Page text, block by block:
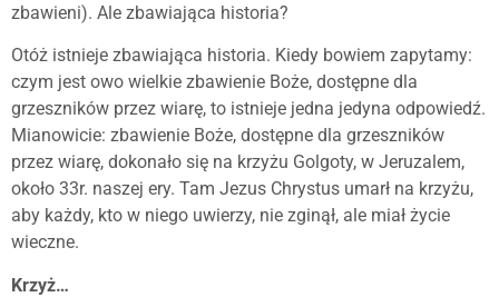
zbawieni). Ale zbawiająca historia?
Otóż istnieje zbawiająca historia. Kiedy bowiem zapytamy:
czym jest owo wielkie zbawienie Boże, dostępne dla
grzeszników przez wiarę, to istnieje jedna jedyna odpowiedź.
Mianowicie: zbawienie Boże, dostępne dla grzeszników
przez wiarę, dokonało się na krzyżu Golgoty, w Jeruzalem,
około 33r. naszej ery. Tam Jezus Chrystus umarł na krzyżu,
aby każdy, kto w niego uwierzy, nie zginął, ale miał życie
wieczne.
Krzyż…